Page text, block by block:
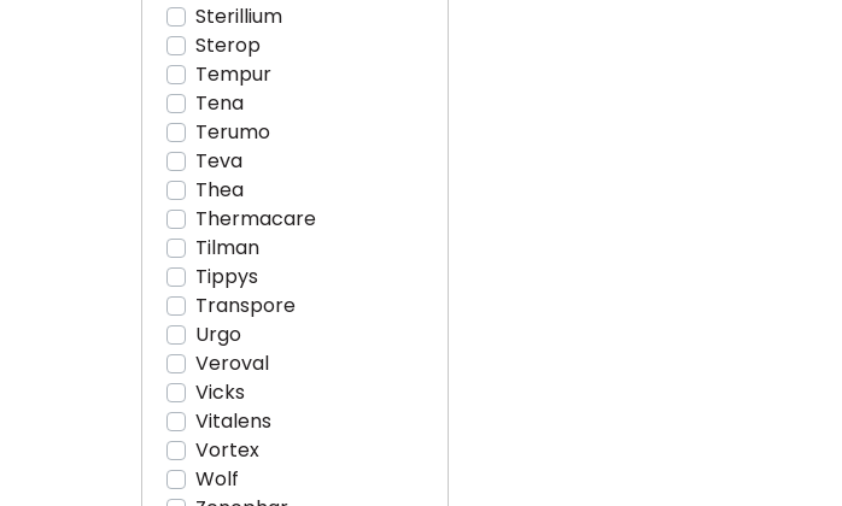
Sterillium
Sterop
Tempur
Tena
Terumo
Teva
Thea
Thermacare
Tilman
Tippys
Transpore
Urgo
Veroval
Vicks
Vitalens
Vortex
Wolf